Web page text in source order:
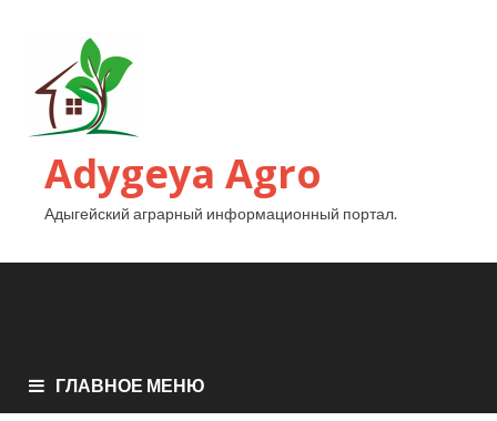
Adygeya Agro
Адыгейский аграрный информационный портал.
ГЛАВНОЕ МЕНЮ